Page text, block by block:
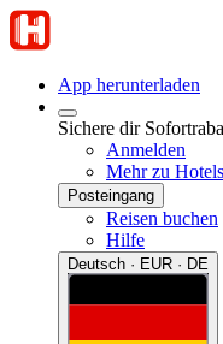
App herunterladen
Sichere dir
Anmelden
Mehr zu
Posteingang
Reisen buchen
Hilfe
Deutsch · EUR · DE